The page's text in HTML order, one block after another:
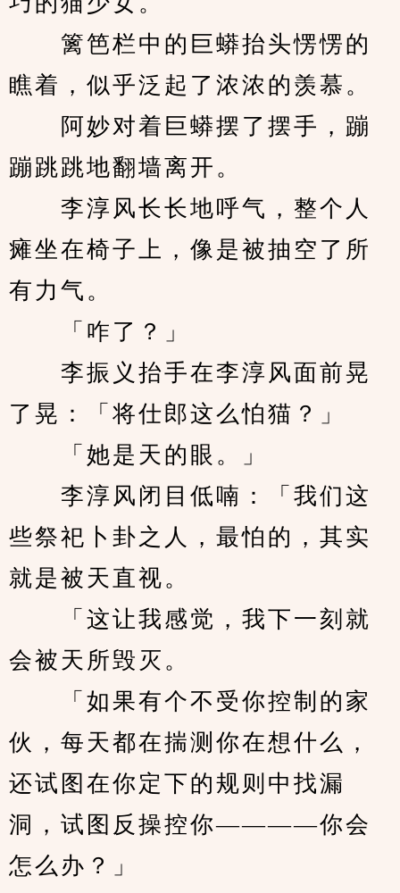
篱笆栏中的巨蟒抬头愣愣的
瞧着，似乎泛起了浓浓的羡慕。
阿妙对着巨蟒摆了摆手，蹦
蹦跳跳地翻墙离开。
李淳风长长地呼气，整个人
瘫坐在椅子上，像是被抽空了所
有力气。
「咋了？」
李振义抬手在李淳风面前晃
了晃：「将仕郎这么怕猫？」
「她是天的眼。」
李淳风闭目低喃：「我们这
些祭祀卜卦之人，最怕的，其实
就是被天直视。
「这让我感觉，我下一刻就
会被天所毁灭。
「如果有个不受你控制的家
伙，每天都在揣测你在想什么，
还试图在你定下的规则中找漏
洞，试图反操控你————你会
怎么办？」